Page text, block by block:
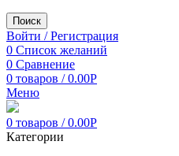
Поиск
Войти / Регистрация
0 Список желаний
0 Сравнение
0 товаров / 0.00Р
Меню
0 товаров / 0.00Р
Категории